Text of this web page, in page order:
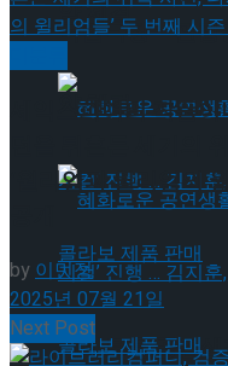
약 체결
혜화로운 공연
국립극장 – 관광
약 체결
셰익스피어의 작품
‘윌리엄과 윌리엄의
by이민정
2025년 07월 21일
Next Post